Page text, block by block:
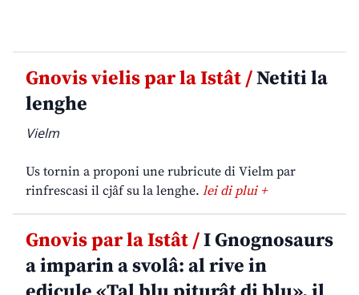
Gnovis vielis par la Istât /Netiti la
lenghe
Vielm
Us tornin a proponi une rubricute di Vielm par
rinfrescasi il cjâf su la lenghe. lei di plui +
Gnovis par la Istât /I Gnognosaurs
a imparin a svolâ: al rive in